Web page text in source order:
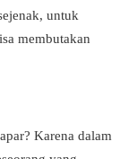
untuk
membutakan
Karena dalam